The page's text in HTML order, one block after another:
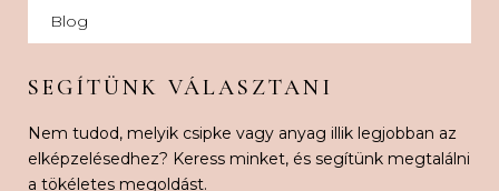
Blog
SEGÍTÜNK VÁLASZTANI
Nem tudod, melyik csipke vagy anyag illik legjobban az
elképzelésedhez? Keress minket, és segítünk megtalálni
a tökéletes megoldást.